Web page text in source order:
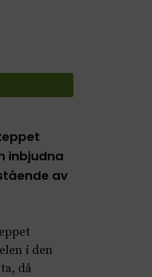
inbjudna
av
i den
då